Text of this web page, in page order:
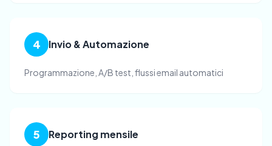
4 Invio & Automazione
Programmazione, A/B test, flussi email automatici
5 Reporting mensile